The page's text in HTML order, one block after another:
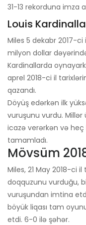
31-13 rekorduna imza
Louis
Miles 5 dekabr 2017-ci
milyon dollar
Kardinallarda
aprel 2018-ci il
qazandı.
Döyüş edərkən ilk
vuruşunu vurdu. Millər
icazə verərkən və
tamamladı.
Mövsüm
Miles, 21 May 2018-ci
doqquzunu vurduğu,
vuruşundan imtina
böyük liqası tam
etdi. 6-0 ilə şəhər.